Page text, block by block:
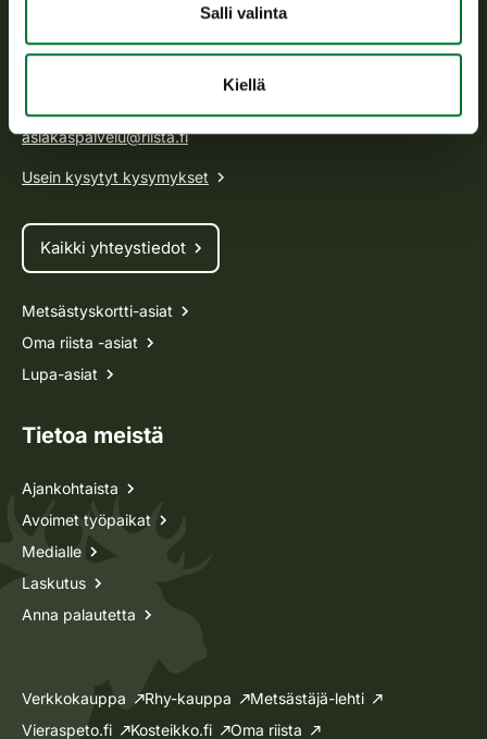
Salli valinta
Kiellä
Asiakaspalvelu
Avoinna arkipäivisin klo 9-15.
p. 029 431 2001
asiakaspalvelu@riista.fi
Usein kysytyt kysymykset
Kaikki yhteystiedot
Metsästyskortti-asiat
Oma riista -asiat
Lupa-asiat
Tietoa meistä
Ajankohtaista
Avoimet työpaikat
Medialle
Laskutus
Anna palautetta
Verkkokauppa Rhy-kauppa
Metsästäjä-lehti
Vieraspeto.fi
Kosteikko.fi Oma riista